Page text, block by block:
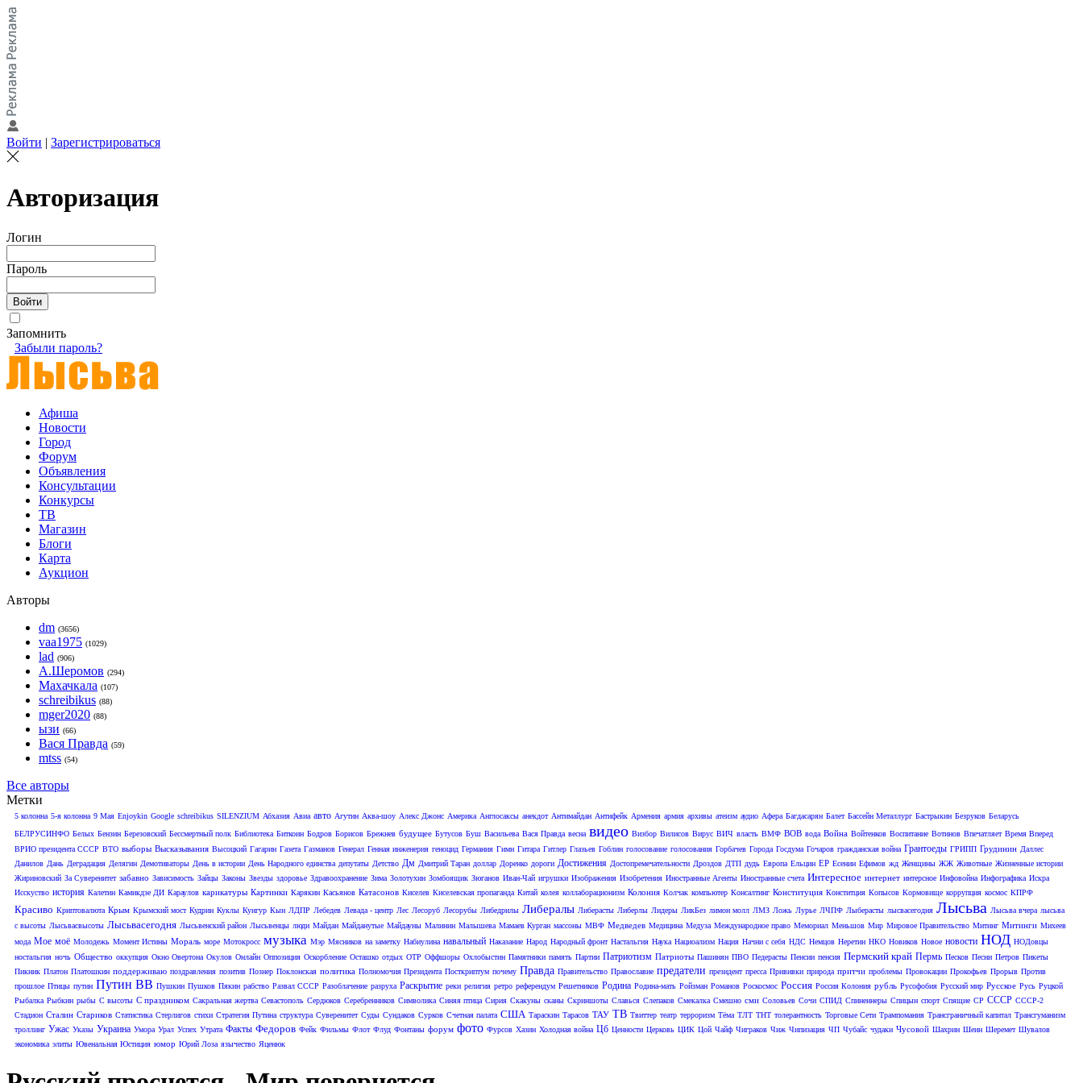
Войти | Зарегистрироваться
Авторизация
Логин
Пароль
Запомнить
Забыли пароль?
Афиша
Новости
Город
Форум
Объявления
Консультации
Конкурсы
ТВ
Магазин
Блоги
Карта
Аукцион
Авторы
dm (3656)
vaa1975 (1029)
lad (906)
А.Шеромов (294)
Махачкала (107)
schreibikus (88)
mger2020 (88)
ызи (66)
Вася Правда (59)
mtss (54)
Все авторы
Метки
5 колонна 5-я колонна 9 Мая Enjoykin Google schreibikus SILENZIUM Абхазия Авиа авто Агутин Аква-шоу Алекс Джонс Америка Англосаксы анекдот Антимайдан Антифейк Армения армия архивы атеизм аудио Афера Багдасарян Балет Бассейн Металлург Бастрыкин Безруков Беларусь
БЕЛРУСИНФО Белых Бензин Березовский Бессмертный полк Библиотека Биткоин Бодров Борисов Брежнев будущее Бутусов Буш Васильева Вася Правда весна видео Визбор Вилисов Вирус ВИЧ власть ВМФ ВОВ вода Война Войтенков Воспитание Вотинов Впечатляет Время Вперед
ВРИО президента СССР ВТО выборы Высказывания Высоцкий Гагарин Газета Газманов Генерал Генная инженерия геноцид Германия Гимн Гитара Гитлер Глазьев Гоблин голосование голосования Горбачев Города Госдума Гочаров гражданская война Грантоеды ГРИПП Грудинин Даллес
Данилов Дань Деградация Делягин Демотиваторы День в истории День Народного единства депутаты Детство Дм Дмитрий Таран доллар Доренко дороги Достижения Достопремечательности Дроздов ДТП дудь Европа Ельцин ЕР Есенин Ефимов жд Женщины ЖЖ Животные Жизненные истории
Жириновский За Суверенитет забавно Зависимость Зайцы Законы Звезды здоровье Здравоохранение Зима Золотухин Зомбоящик Зюганов Иван-Чай игрушки Изображения Изобретения Иностранные Агенты Иностранные счета Интересное интернет интерсное Инфовойна Инфографика Искра
Исскуство история Калетин Камикдзе ДИ Караулов карикатуры Картинки Карякин Касьянов Катасонов Киселев Киселевская пропаганда Китай колея коллаборационизм Колония Колчак компьютер Консалтинг Конституция Конститция Копысов Кормовище коррупция космос КПРФ
Красиво Криптовалюта Крым Крымский мост Кудрин Куклы Кунгур Кын ЛДПР Лебедев Левада - центр Лес Лесоруб Лесорубы Либедрилы Либералы Либерасты Либерлы Лидеры ЛикБез лимон молл ЛМЗ Ложь Лурье ЛЧПФ Лыберасты лысвасегодня Лысьва Лысьва вчера лысьва
с высоты Лысьвасвысоты Лысьвасегодня Лысьвенский район Лысьвенцы люди Майдан Майданутые Майдауны Малинин Малышева Мамаев Курган массоны МВФ Медведев Медицина Медуза Международное право Мемориал Меньшов Мир Мировое Правительство Митинг Митинги Михеев
мода Мое моё Молодежь Момент Истины Мораль море Мотокросс музыка Мэр Мясников на заметку Набиулина навальный Наказание Народ Народный фронт Настальгия Наука Нациоализм Нация Начни с себя НДС Немцов Неретин НКО Новиков Новое новости НОД НОДовцы
ностальгия ночь Общество оккупция Окно Овертона Окулов Онлайн Оппозиция Оскорбление Осташко отдых ОТР Оффшоры Охлобыстин Памятники память Партии Патриотизм Патриоты Пашинян ПВО Педерасты Пенсии пенсия Пермский край Пермь Песков Песни Петров Пикеты
Пикник Платон Платошкин поддерживаю поздравления позитив Познер Поклонская политика Полномочия Президента Посткриптум почему Правда Правительство Православие предатели президент пресса Прививки природа притчи проблемы Провокации Прокофьев Прорыв Против
прошлое Птицы путин Путин ВВ Пушкин Пушков Пякин рабство Развал СССР Разоблачение разруха Раскрытие реки религия ретро референдум Решетников Родина Родина-мать Ройзман Романов Роскосмос Россия Россия Колония рубль Русофобия Русский мир Русское Русь Руцкой
Рыбалка Рыбкин рыбы С высоты С праздником Сакральная жертва Севастополь Сердюков Серебренников Символика Синяя птица Сирия Скакуны сканы Скриншоты Славься Слепаков Смекалка Смешно сми Соловьев Сочи СПИД Спиненнеры Спицын спорт Спящие СР СССР СССР-2
Стадион Сталин Стариков Статистика Стерлигов стихи Стратегия Путина структура Суверенитет Суды Сундаков Сурков Счетная палата США Тараскин Тарасов ТАУ ТВ Твиттер театр терроризм Тёма ТЛТ ТНТ толерантность Торговые Сети Трампомания Трансграничный капитал Трансгуманизм
троллинг Ужас Указы Украина Умора Урал Успех Утрата Факты Федоров Фейк Фильмы Флот Флуд Фонтаны форум фото Фурсов Хазин Холодная война Цб Ценности Церковь ЦИК Цой Чайф Чиграков Чиж Чипизация ЧП Чубайс чудаки Чусовой Шахрин Шеин Шеремет Шувалов
экономика элиты Ювенальная Юстиция юмор Юрий Лоза язычество Яценюк